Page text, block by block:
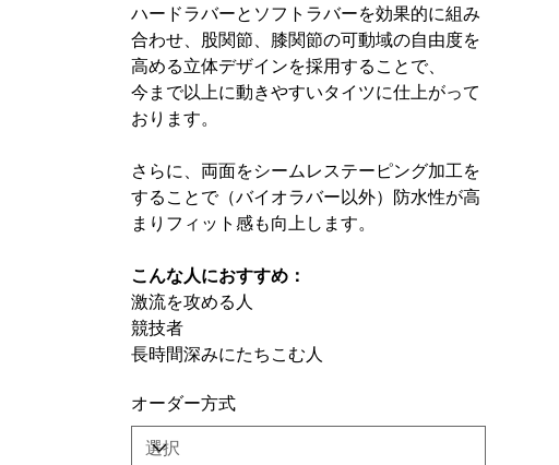
ハードラバーとソフトラバーを効果的に組み
合わせ、股関節、膝関節の可動域の自由度を
高める立体デザインを採用することで、
今まで以上に動きやすいタイツに仕上がって
おります。
さらに、両面をシームレステーピング加工を
することで（バイオラバー以外）防水性が高
まりフィット感も向上します。
こんな人におすすめ：
激流を攻める人
競技者
長時間深みにたちこむ人
オーダー方式